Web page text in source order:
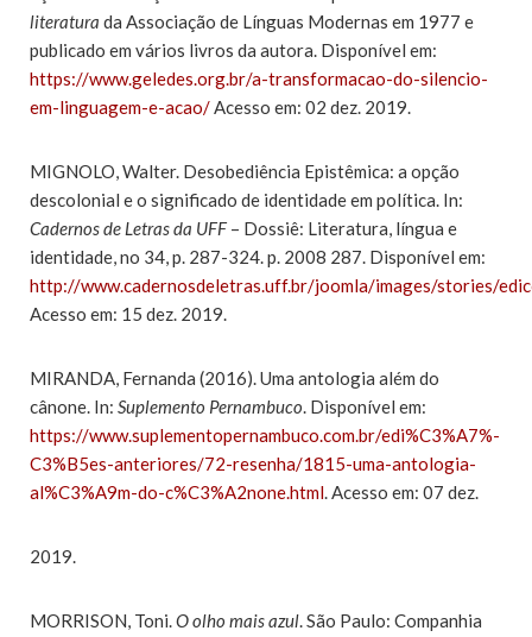
literatura da Associação de Línguas Modernas em 1977 e
publicado em vários livros da autora. Disponível em:
https://www.geledes.org.br/a-transformacao-do-silencio-
em-linguagem-e-acao/Acesso em: 02 dez. 2019.
MIGNOLO, Walter. Desobediência Epistêmica: a opção
descolonial e o significado de identidade em política. In:
Cadernos de Letras da UFF – Dossiê: Literatura, língua e
identidade, no 34, p. 287-324. p. 2008 287. Disponível em:
http://www.cadernosdeletras.uff.br/joomla/images/stories/
Acesso em: 15 dez. 2019.
MIRANDA, Fernanda (2016). Uma antologia além do
cânone. In: Suplemento Pernambuco. Disponível em:
https://www.suplementopernambuco.com.br/edi%C3%A7%-
C3%B5es-anteriores/72-resenha/1815-uma-antologia-
al%C3%A9m-do-c%C3%A2none.html. Acesso em: 07 dez.
2019.
MORRISON, Toni.O olho mais azul. São Paulo: Companhia